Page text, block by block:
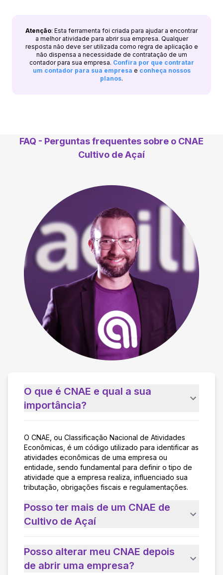
Atenção: Esta ferramenta foi criada para ajudar a encontrar
a melhor atividade para abrir sua empresa. Qualquer
resposta não deve ser utilizada como regra de aplicação e
não dispensa a necessidade de contratação de um
contador para sua empresa. Confira por que contratar
um contador para sua empresa e conheça nossos
planos.
FAQ - Perguntas frequentes sobre o CNAE
Cultivo de Açaí
O que é CNAE e qual a sua
importância?
O CNAE, ou Classificação Nacional de Atividades
Econômicas, é um código utilizado para identificar as
atividades econômicas de uma empresa ou
entidade, sendo fundamental para definir o tipo de
atividade que a empresa realiza, influenciado sua
tributação, obrigações fiscais e regulamentações.
Posso ter mais de um CNAE de
Cultivo de Açaí
Posso alterar meu CNAE depois
de abrir uma empresa?